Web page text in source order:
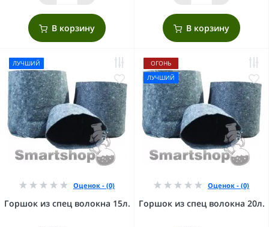
В корзину В корзину
ЛУЧШИЙ
Оценок - (0)
Горшок из спец волокна 15л.
ОГОНЬ
ЛУЧШИЙ
Оценок - (0)
Горшок из спец волокна 20л.